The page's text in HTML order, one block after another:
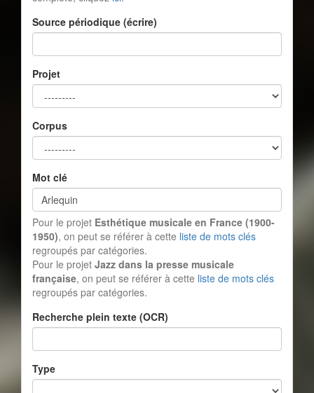
Source périodique (écrire)
Projet
Corpus
Mot clé
Pour le projet Esthétique musicale en France (1900-
1950), on peut se référer à cette liste de mots clés
regroupés par catégories.
Pour le projet Jazz dans la presse musicale
française, on peut se référer à cette liste de mots clés
regroupés par catégories.
Recherche plein texte (OCR)
Type